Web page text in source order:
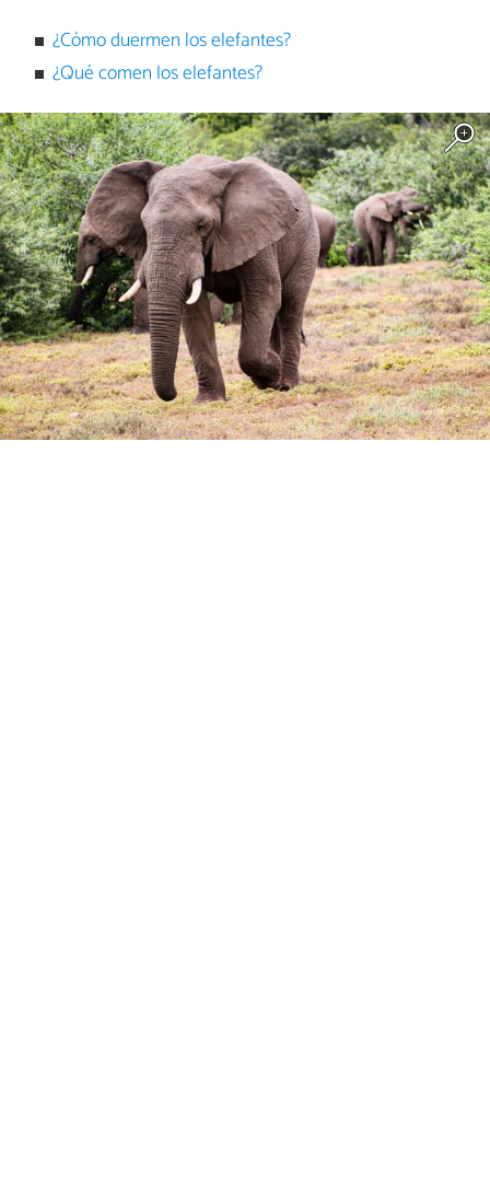
¿Cómo duermen los elefantes?
¿Qué comen los elefantes?